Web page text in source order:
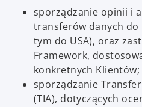
sporządzanie opinii i
transferów danych do
tym do USA), oraz
Framework,
konkretnych Klientów;
sporządzanie
(TIA), dotyczących